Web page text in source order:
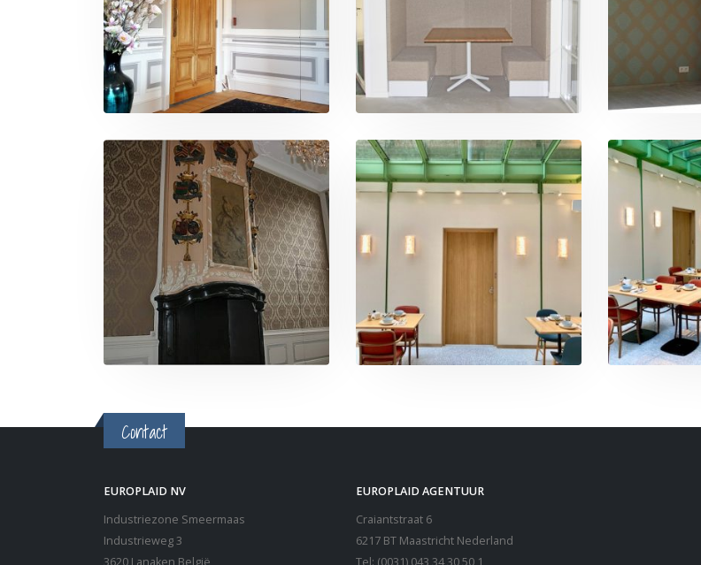
Contact
EUROPLAID NV
Industriezone Smeermaas
Industrieweg 3
EUROPLAID AGENTUUR
Craiantstraat 6
6217 BT Maastricht Nederland